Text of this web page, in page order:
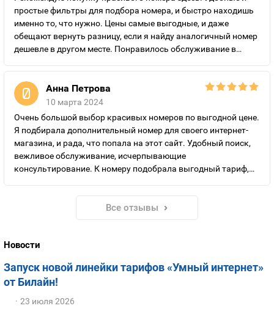
простые фильтры для подбора номера, и быстро находишь
именно то, что нужно. Цены самые выгодные, и даже
обещают вернуть разницу, если я найду аналогичный номер
дешевле в другом месте. Понравилось обслуживание в
за подключение.
Анна Петрова
10 марта 2024
Очень большой выбор красивых номеров по выгодной цене.
Я подбирала дополнительный номер для своего интернет-
магазина, и рада, что попала на этот сайт. Удобный поиск,
вежливое обслуживание, исчерпывающие
консультирование. К номеру подобрала выгодный тариф,
Все отзывы
Новости
Запуск новой линейки тарифов «Умный интернет»
от Билайн!
23 июля 2026